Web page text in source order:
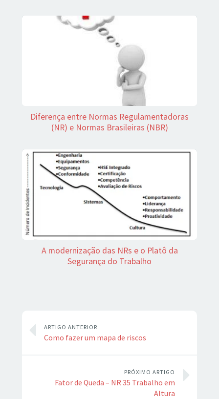
Diferença entre Normas Regulamentadoras
(NR) e Normas Brasileiras (NBR)
A modernização das NRs e o Platô da
Segurança do Trabalho
ARTIGO ANTERIOR
Como fazer um mapa de riscos
PRÓXIMO ARTIGO
Fator de Queda – NR 35 Trabalho em
Altura